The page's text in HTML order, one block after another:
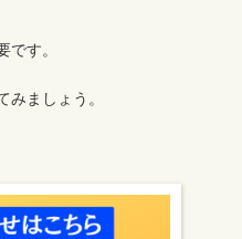
です。
みましょう。